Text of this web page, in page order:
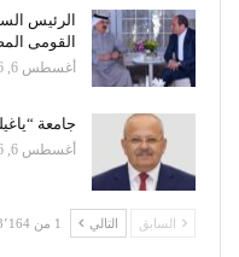
الرئيس
القومى
أغسطس 6, 2026
جامعة
أغسطس 6, 2026
السابق التالي 1 من 3٬164